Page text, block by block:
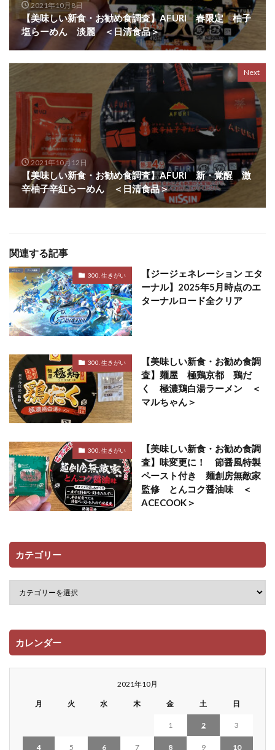
2021年10月8日
【美味しい新食・お勧め食調査】AFURI 春限定 柚子
塩らーめん 淡麗 ＜日清食品＞
Next
2021年10月12日
【美味しい新食・お勧め食調査】AFURI 新・覚醒 激
辛柚子辛紅らーめん ＜日清食品＞
関連する記事
300. 生きがい
【ジージェネレーション エタ
ーナル】2025年5月時点のエ
ターナルロード全クリア
300. 生きがい
【美味しい新食・お勧め食調
査】麺屋 極鶏京都 鶏だ
く 極濃鶏白湯ラーメン ＜
マルちゃん＞
300. 生きがい
【美味しい新食・お勧め食調
査】味変更に！ 節醤風特製
ペースト付き 麺創房無敵家
監修 とんコク醤油味 ＜
ACECOOK＞
カテゴリー
カレンダー
2021年10月
月 火 水 木 金 土 日
1 2 3
4 5 6 7 8 9 10